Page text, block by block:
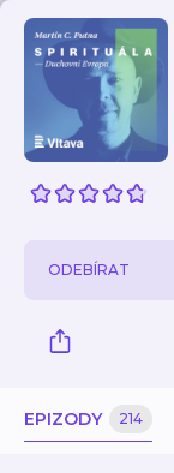
ODEBÍRAT
EPIZODY 214